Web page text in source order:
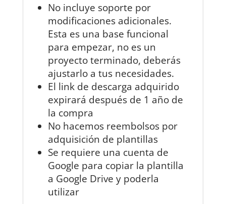
No incluye soporte por
modificaciones adicionales.
Esta es una base funcional
para empezar, no es un
proyecto terminado, deberás
ajustarlo a tus necesidades.
El link de descarga adquirido
expirará después de 1 año de
la compra
No hacemos reembolsos por
adquisición de plantillas
Se requiere una cuenta de
Google para copiar la plantilla
a Google Drive y poderla
utilizar